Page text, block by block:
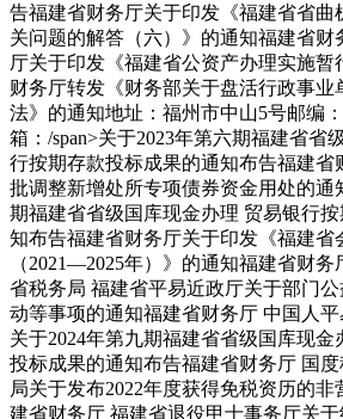
告福建省财务厅关于印发《福建省省曲
关问题的解答（六）》的通知福建省财
厅关于印发《福建省公资产办理实施暂
财务厅转发《财务部关于盘活行政事业
法》的通知地址：福州市中山5号邮编
箱：/span>关于2023年第六期福建省省
行按期存款投标成果的通知布告福建省
批调整新增处所专项债券资金用处的通
期福建省省级国库现金办理 贸易银行
知布告福建省财务厅关于印发《福建省
（2021—2025年）》的通知福建省财
省税务局 福建省平易近政厅关于部门
动等事项的通知福建省财务厅 中国人
关于2024年第九期福建省省级国库现
投标成果的通知布告福建省财务厅 国
局关于发布2022年度获得免税资历的
建省财务厅 福建省退役甲士事务厅关